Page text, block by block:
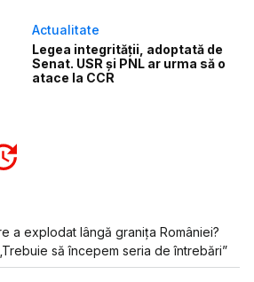
Actualitate
Legea integrității, adoptată de
Senat. USR și PNL ar urma să o
atace la CCR
a explodat lângă granița României?
să începem seria de întrebări”